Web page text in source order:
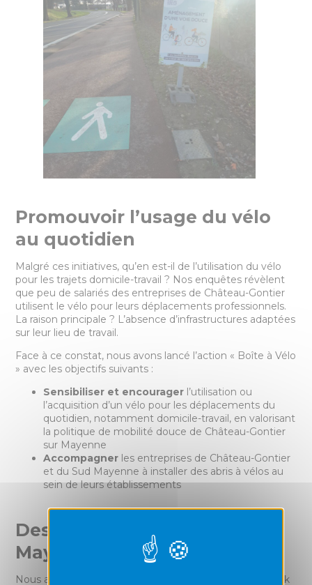
Promouvoir l’usage du vélo
au quotidien
Malgré ces initiatives, qu’en est-il de l’utilisation du vélo
pour les trajets domicile-travail ? Nos enquêtes révèlent
que peu de salariés des entreprises de Château-Gontier
utilisent le vélo pour leurs déplacements professionnels.
La raison principale ? L’absence d’infrastructures adaptées
sur leur lieu de travail.
Face à ce constat, nous avons lancé l’action « Boîte à Vélo
» avec les objectifs suivants :
Sensibiliser et encourager l’utilisation ou
l’acquisition d’un vélo pour les déplacements du
quotidien, notamment domicile-travail, en valorisant
la politique de mobilité douce de Château-Gontier
sur Mayenne
Accompagner les entreprises de Château-Gontier
et du Sud Mayenne à installer des abris à vélos au
sein de leurs établissements
Des abris à vélo made in
Mayenne
Nous avons collaboré avec l’école de production Metallik